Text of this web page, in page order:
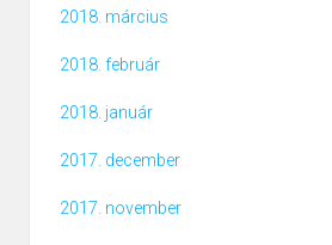
2018. március
2018. február
2018. január
2017. december
2017. november